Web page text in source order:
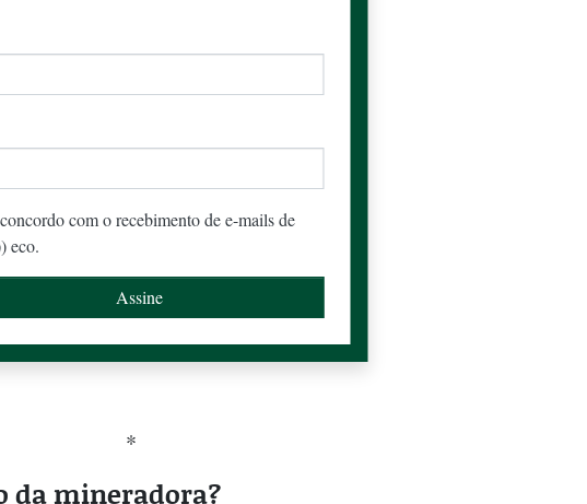
com o recebimento de e-mails de
eco.
*
da mineradora?